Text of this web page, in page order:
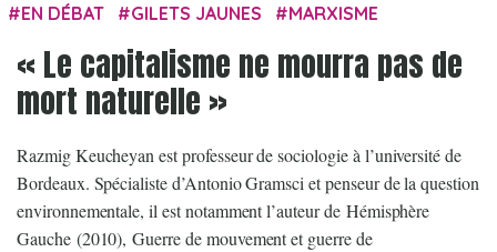
EN DÉBAT GILETS JAUNES MARXISME
« Le capitalisme ne mourra pas de
mort naturelle »
Razmig Keucheyan est professeur de sociologie à l’université de
Bordeaux. Spécialiste d’Antonio Gramsci et penseur de la question
environnementale, il est notamment l’auteur de Hémisphère
Gauche (2010), Guerre de mouvement et guerre de